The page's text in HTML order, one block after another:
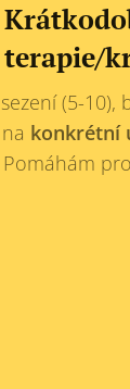
terapie/
(5-10),
konkrétní
Pomáhám